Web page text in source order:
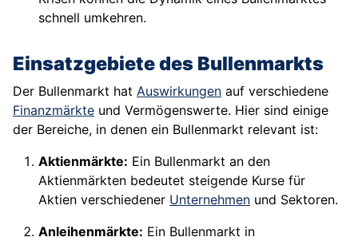
schnell umkehren.
Einsatzgebiete des Bullenmarkts
Der Bullenmarkt hat Auswirkungen auf verschiedene
Finanzmärkte und Vermögenswerte. Hier sind einige
der Bereiche, in denen ein Bullenmarkt relevant ist:
Aktienmärkte: Ein Bullenmarkt an den
Aktienmärkten bedeutet steigende Kurse für
Aktien verschiedener Unternehmen und Sektoren.
Anleihenmärkte: Ein Bullenmarkt in